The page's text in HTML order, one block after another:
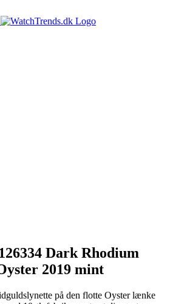
Dark Rhodium
2019 mint
på den flotte Oyster lænke